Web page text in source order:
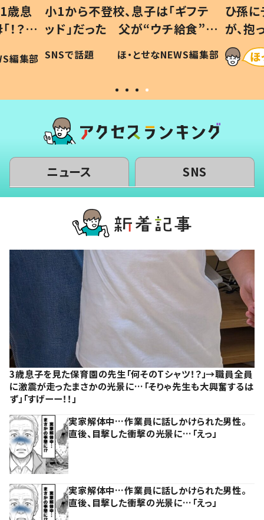
フテ
食”を
編集部
ひ孫にデレデレな80歳じいじ
が、抱っこすると…ひ孫の反応に
「涙が出ました」「可愛くて仕方な
い」
ほ・とせなNEWS編集部
ニュース SNS
3歳息子を見た保育園の先生「何そのTシャツ！？」→職員全員
に激震が走ったまさかの光景に…「そりゃ先生も大興奮するは
ず」「すげーー！！」
実家解体中…作業員に話しかけられた男性。
直後、目撃した衝撃の光景に…「えっ」
実家解体中…作業員に話しかけられた男性。
直後、目撃した衝撃の光景に…「えっ」